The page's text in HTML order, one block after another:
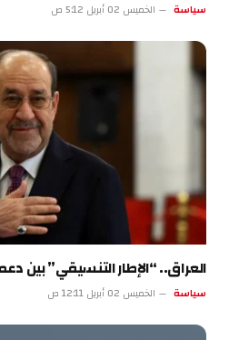
سياسة الخميس 02 أبريل 5:12 ص
العراق.. “الإطار التنسيقي” بين
سياسة الخميس 02 أبريل 12:11 ص